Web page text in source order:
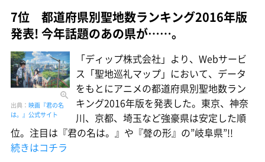
7位 都道府県別聖地数ランキング2016年版
発表! 今年話題のあの県が……。
出典： 映画『君の名
は。』公式サイト
「ディップ株式会社」より、Webサービ
ス「聖地巡礼マップ」において、データ
をもとにアニメの都道府県別聖地数ラン
キング2016年版を発表した。東京、神奈
川、京都、埼玉など強豪県は安定した順
位。注目は『君の名は。』や『聲の形』の”岐阜県”!!
続きはコチラ